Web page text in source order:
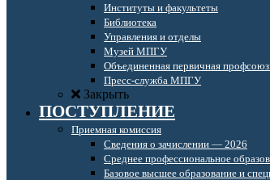
Институты и факультеты
Библиотека
Управления и отделы
Музей МПГУ
Объединенная первичная
Пресс-служба МПГУ
Закрыть
ПОСТУПЛЕНИЕ
Приемная комиссия
Сведения о зачислении — 2026
Среднее профессиональное
Базовое высшее образование и